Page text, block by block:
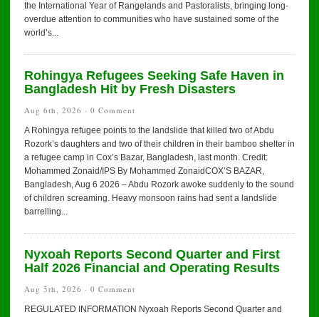
the International Year of Rangelands and Pastoralists, bringing long-
overdue attention to communities who have sustained some of the
world’s...
Rohingya Refugees Seeking Safe Haven in
Bangladesh Hit by Fresh Disasters
Aug 6th, 2026 · 0 Comment
A Rohingya refugee points to the landslide that killed two of Abdu
Rozork’s daughters and two of their children in their bamboo shelter in
a refugee camp in Cox’s Bazar, Bangladesh, last month. Credit:
Mohammed Zonaid/IPS By Mohammed ZonaidCOX’S BAZAR,
Bangladesh, Aug 6 2026 – Abdu Rozork awoke suddenly to the sound
of children screaming. Heavy monsoon rains had sent a landslide
barrelling...
Nyxoah Reports Second Quarter and First
Half 2026 Financial and Operating Results
Aug 5th, 2026 · 0 Comment
REGULATED INFORMATION Nyxoah Reports Second Quarter and